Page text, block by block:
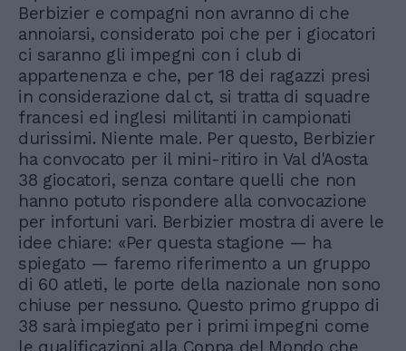
Berbizier e compagni non avranno di che
annoiarsi, considerato poi che per i giocatori
ci saranno gli impegni con i club di
appartenenza e che, per 18 dei ragazzi presi
in considerazione dal ct, si tratta di squadre
francesi ed inglesi militanti in campionati
durissimi. Niente male. Per questo, Berbizier
ha convocato per il mini-ritiro in Val d'Aosta
38 giocatori, senza contare quelli che non
hanno potuto rispondere alla convocazione
per infortuni vari. Berbizier mostra di avere le
idee chiare: «Per questa stagione — ha
spiegato — faremo riferimento a un gruppo
di 60 atleti, le porte della nazionale non sono
chiuse per nessuno. Questo primo gruppo di
38 sarà impiegato per i primi impegni come